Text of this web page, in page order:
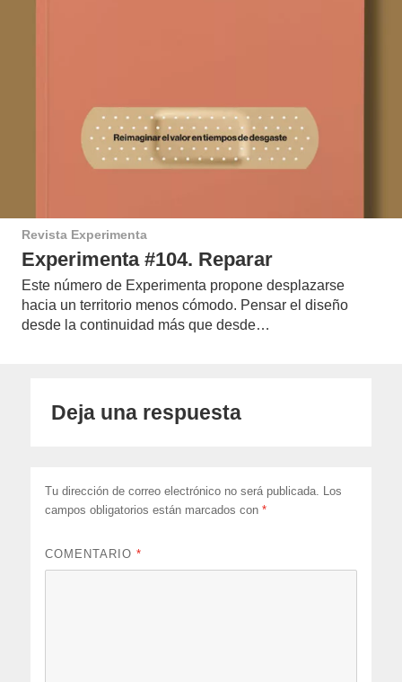
Revista Experimenta
Experimenta #104. Reparar
Este número de Experimenta propone desplazarse
hacia un territorio menos cómodo. Pensar el diseño
desde la continuidad más que desde…
Deja una respuesta
Tu dirección de correo electrónico no será publicada. Los
campos obligatorios están marcados con*
COMENTARIO*